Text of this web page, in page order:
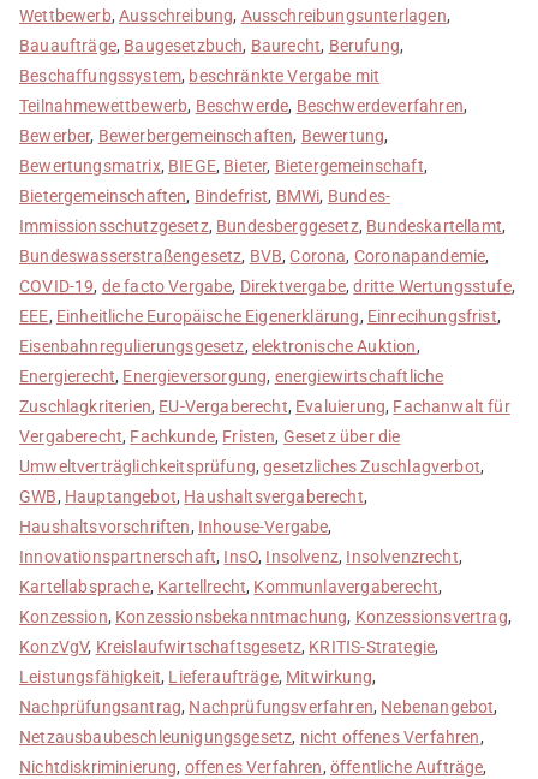
Wettbewerb,Ausschreibung, Ausschreibungsunterlagen,
Bauaufträge, Baugesetzbuch, Baurecht, Berufung,
Beschaffungssystem, beschränkte Vergabe mit
Teilnahmewettbewerb, Beschwerde, Beschwerdeverfahren,
Bewerber, Bewerbergemeinschaften, Bewertung,
Bewertungsmatrix, BIEGE, Bieter, Bietergemeinschaft,
Bietergemeinschaften, Bindefrist, BMWi, Bundes-
Immissionsschutzgesetz, Bundesberggesetz, Bundeskartellamt,
Bundeswasserstraßengesetz, BVB,Corona, Coronapandemie,
COVID-19, de facto Vergabe, Direktvergabe,dritte Wertungsstufe,
EEE, Einheitliche Europäische Eigenerklärung, Einrecihungsfrist,
Eisenbahnregulierungsgesetz, elektronische Auktion,
Energierecht, Energieversorgung, energiewirtschaftliche
Zuschlagkriterien, EU-Vergaberecht, Evaluierung, Fachanwalt für
Vergaberecht, Fachkunde, Fristen, Gesetz über die
Umweltverträglichkeitsprüfung,gesetzliches Zuschlagverbot,
GWB, Hauptangebot, Haushaltsvergaberecht,
Haushaltsvorschriften, Inhouse-Vergabe,
Innovationspartnerschaft, InsO, Insolvenz, Insolvenzrecht,
Kartellabsprache, Kartellrecht, Kommunlavergaberecht,
Konzession, Konzessionsbekanntmachung, Konzessionsvertrag,
KonzVgV, Kreislaufwirtschaftsgesetz, KRITIS-Strategie,
Leistungsfähigkeit, Lieferaufträge, Mitwirkung,
Nachprüfungsantrag, Nachprüfungsverfahren, Nebenangebot,
Netzausbaubeschleunigungsgesetz, nicht offenes Verfahren,
Nichtdiskriminierung, offenes Verfahren, öffentliche Aufträge,